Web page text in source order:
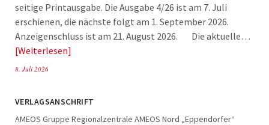
seitige Printausgabe. Die Ausgabe 4/26 ist am 7. Juli
erschienen, die nächste folgt am 1. September 2026.
Anzeigenschluss ist am 21. August 2026. Die aktuelle…
Weiterlesen
8. Juli 2026
VERLAGSANSCHRIFT
AMEOS Gruppe Regionalzentrale AMEOS Nord „Eppendorfer“